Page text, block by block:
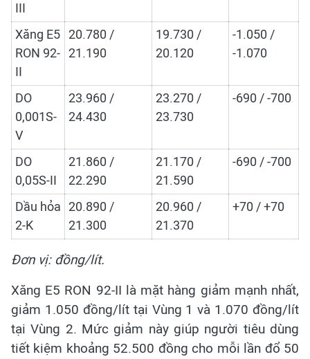
III
Xăng E5
RON 92-
II
20.780 /
21.190
19.730 /
20.120
-1.050 /
-1.070
DO
0,001S-
V
23.960 /
24.430
23.270 /
23.730
-690 / -700
DO
0,05S-II
21.860 /
22.290
21.170 /
21.590
-690 / -700
Dầu hỏa
2-K
20.890 /
21.300
20.960 /
21.370
+70 / +70
Đơn vị: đồng/lít.
Xăng E5 RON 92-II là mặt hàng giảm mạnh nhất,
giảm 1.050 đồng/lít tại Vùng 1 và 1.070 đồng/lít
tại Vùng 2. Mức giảm này giúp người tiêu dùng
tiết kiệm khoảng 52.500 đồng cho mỗi lần đổ 50